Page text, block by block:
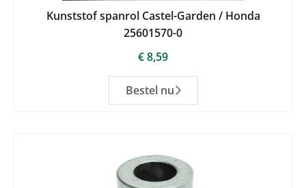
Kunststof spanrol Castel-Garden / Honda
25601570-0
€8,59
Bestel nu